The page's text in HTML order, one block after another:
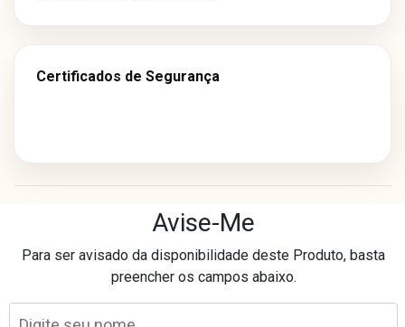
Avise-Me
Para ser avisado da disponibilidade deste Produto, basta
preencher os campos abaixo.
Certificados de Segurança
Os preços e condições de pagamento divulgados em nosso site são
exclusivos para compras realizadas neste canal online.
Essas condições podem não ser aplicáveis às lojas físicas, televendas
ou outros canais de comercialização.